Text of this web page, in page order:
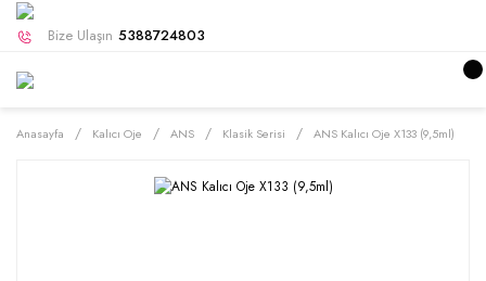
Bize Ulaşın 5388724803
Anasayfa Kalıcı Oje ANS Klasik Serisi ANS Kalıcı Oje X133 (9,5ml)